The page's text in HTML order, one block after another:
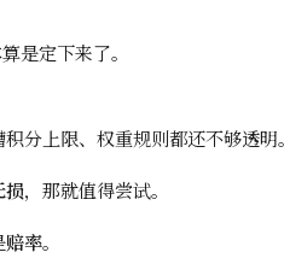
是定下来了。
分上限、权重规则都还不够透明。
损，那就值得尝试。
赔率。